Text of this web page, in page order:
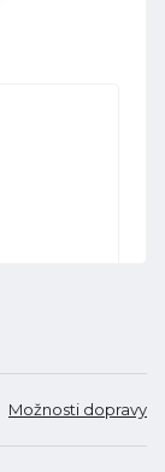
Možnosti dopravy